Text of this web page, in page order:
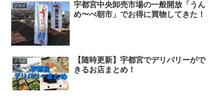
グルメ
宇都宮中央卸売市場の一般開放「うん
め〜べ朝市」でお得に買物してきた！
グルメ
【随時更新】宇都宮でデリバリーがで
きるお店まとめ！